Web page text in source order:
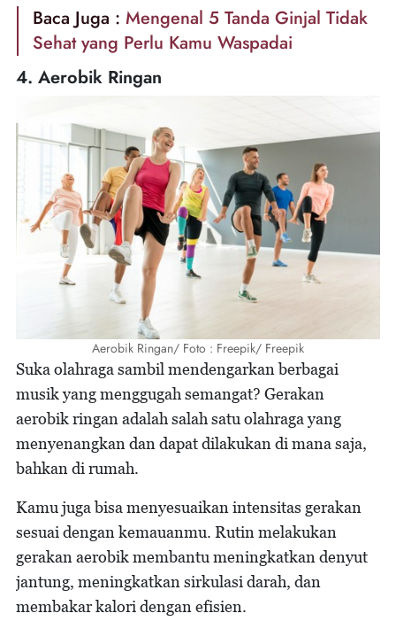
Baca Juga : Mengenal 5 Tanda Ginjal Tidak
Sehat yang Perlu Kamu Waspadai
4. Aerobik Ringan
Aerobik Ringan/ Foto : Freepik/ Freepik
Suka olahraga sambil mendengarkan berbagai
musik yang menggugah semangat? Gerakan
aerobik ringan adalah salah satu olahraga yang
menyenangkan dan dapat dilakukan di mana saja,
bahkan di rumah.
Kamu juga bisa menyesuaikan intensitas gerakan
sesuai dengan kemauanmu. Rutin melakukan
gerakan aerobik membantu meningkatkan denyut
jantung, meningkatkan sirkulasi darah, dan
membakar kalori dengan efisien.